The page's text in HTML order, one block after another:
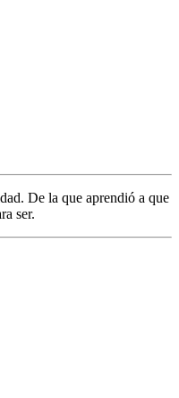
De la que aprendió a que
ser.